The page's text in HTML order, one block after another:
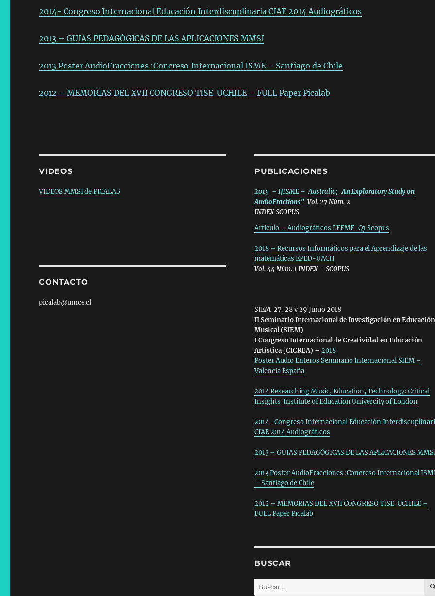
2014- Congreso Internacional Educación Interdiscuplinaria CIAE 2014 Audiográficos
2013 – GUIAS PEDAGÓGICAS DE LAS APLICACIONES MMSI
2013 Poster AudioFracciones :Concreso Internacional ISME – Santiago de Chile
2012 – MEMORIAS DEL XVII CONGRESO TISE UCHILE – FULL Paper Picalab
VIDEOS
VIDEOS MMSI de PICALAB
CONTACTO
picalab@umce.cl
PUBLICACIONES
2019 – IJISME – Australia;An Exploratory Study on
AudioFractions”Vol. 27 Núm. 2
INDEX SCOPUS
Artículo – Audiográficos LEEME-Q1 Scopus
2018 – Recursos Informáticos para el Aprendizaje de las
matemáticas EPED-UACH
Vol. 44 Núm. 1 INDEX – SCOPUS
SIEM 27, 28 y 29 Junio 2018
II Seminario Internacional de Investigación en Educación
Musical (SIEM)
I Congreso Internacional de Creatividad en Educación
Artística (CICREA) –2018
Poster Audio EnterosSeminario Internacional SIEM –
Valencia España
2014 Researching Music, Education, Technology: Critical
Insights Institute of Education Univercity of London
2014- Congreso Internacional Educación
CIAE 2014 Audiográficos
2013 – GUIAS PEDAGÓGICAS DE LAS APLICACIONES
2013 Poster AudioFracciones :Concreso Internacional
– Santiago de Chile
2012 – MEMORIAS DEL XVII CONGRESO TISE UCHILE –
FULL Paper Picalab
BUSCAR
Buscar
por: